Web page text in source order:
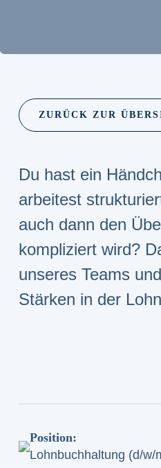
ZURÜCK ZUR
Du hast ein
arbeitest
auch dann den
kompliziert wird?
unseres Teams
Stärken in der
Position:
Lohnbuchhaltung (d/w/